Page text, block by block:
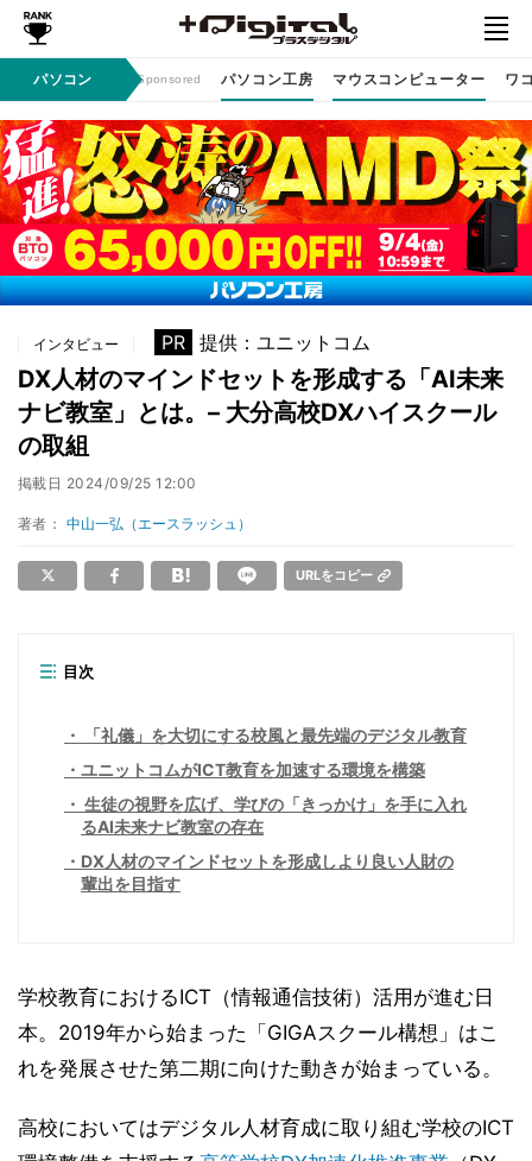
パソコン
/ イベント Sponsored パソコン工房 マウスコンピューター ワ
インタビュー PR 提供：ユニットコム
DX人材のマインドセットを形成する「AI未来
ナビ教室」とは。– 大分高校DXハイスクール
の取組
掲載日 2024/09/25 12:00
著者： 中山一弘（エースラッシュ）
URLをコピー
目次
「礼儀」を大切にする校風と最先端のデジタル教育
ユニットコムがICT教育を加速する環境を構築
生徒の視野を広げ、学びの「きっかけ」を手に入れ
るAI未来ナビ教室の存在
DX人材のマインドセットを形成しより良い人財の
輩出を目指す
学校教育におけるICT（情報通信技術）活用が進む日
本。2019年から始まった「GIGAスクール構想」はこ
れを発展させた第二期に向けた動きが始まっている。
高校においてはデジタル人材育成に取り組む学校のICT